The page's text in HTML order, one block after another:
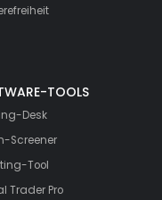
TOOLS
Desk
Screener
Tool
Trader Pro